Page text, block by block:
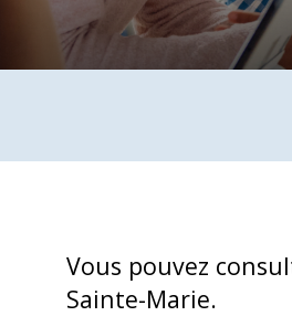
Vous pouvez
Sainte-Marie.